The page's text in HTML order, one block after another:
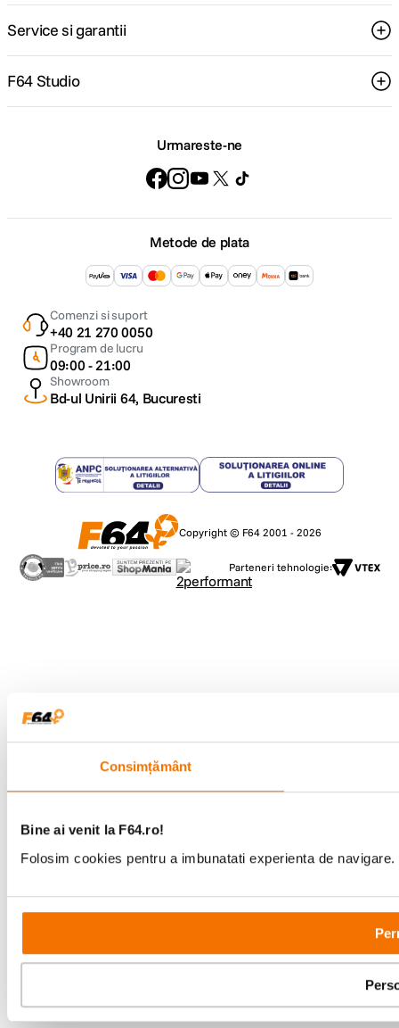
Consimțământ
Bine ai venit la F64.ro!
Folosim cookies pentru a imbunatati experienta de
Service si garantii
F64 Studio
Urmareste-ne
Metode de plata
Comenzi si suport
+40 21 270 0050
Program de lucru
09:00 - 21:00
Showroom
Bd-ul Unirii 64, Bucuresti
Copyright © F64 2001 - 2026
Parteneri tehnologie: